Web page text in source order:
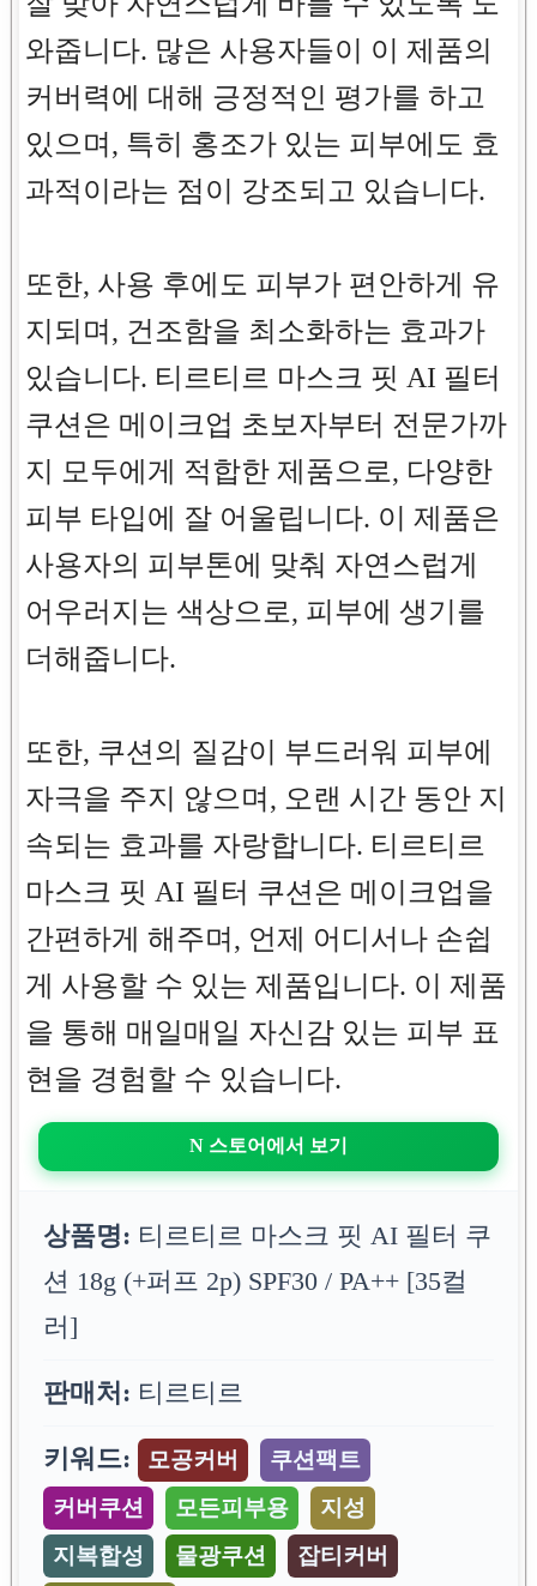
와줍니다. 많은 사용자들이 이 제품의
커버력에 대해 긍정적인 평가를 하고
있으며, 특히 홍조가 있는 피부에도 효
과적이라는 점이 강조되고 있습니다.
또한, 사용 후에도 피부가 편안하게 유
지되며, 건조함을 최소화하는 효과가
있습니다. 티르티르 마스크 핏 AI 필터
쿠션은 메이크업 초보자부터 전문가까
지 모두에게 적합한 제품으로, 다양한
피부 타입에 잘 어울립니다. 이 제품은
사용자의 피부톤에 맞춰 자연스럽게
어우러지는 색상으로, 피부에 생기를
더해줍니다.
또한, 쿠션의 질감이 부드러워 피부에
자극을 주지 않으며, 오랜 시간 동안 지
속되는 효과를 자랑합니다. 티르티르
마스크 핏 AI 필터 쿠션은 메이크업을
간편하게 해주며, 언제 어디서나 손쉽
게 사용할 수 있는 제품입니다. 이 제품
을 통해 매일매일 자신감 있는 피부 표
현을 경험할 수 있습니다.
N 스토어에서 보기
상품명: 티르티르 마스크 핏 AI 필터 쿠
션 18g (+퍼프 2p) SPF30 / PA++ [35컬
러]
판매처: 티르티르
키워드: 모공커버
쿠션팩트
커버쿠션
모든피부용
지성
지복합성
물광쿠션
잡티커버